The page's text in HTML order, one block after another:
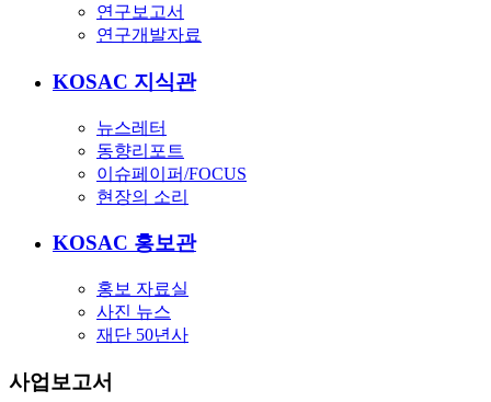
연구보고서
연구개발자료
KOSAC 지식관
뉴스레터
동향리포트
이슈페이퍼/FOCUS
현장의 소리
KOSAC 홍보관
홍보 자료실
사진 뉴스
재단 50년사
사업보고서